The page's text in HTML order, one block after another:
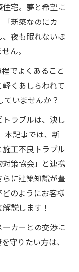
宅。夢と希望に
新築なのにカ
夜も眠れないほ
ん。
でよくあること
くあしらわれて
いませんか？
ラブルは、決し
本記事では、新
工不良トラブル
策協会」と連携
に建築知識が豊
のようにお客様
説します！
ーカーとの交渉に
守りたい方は、